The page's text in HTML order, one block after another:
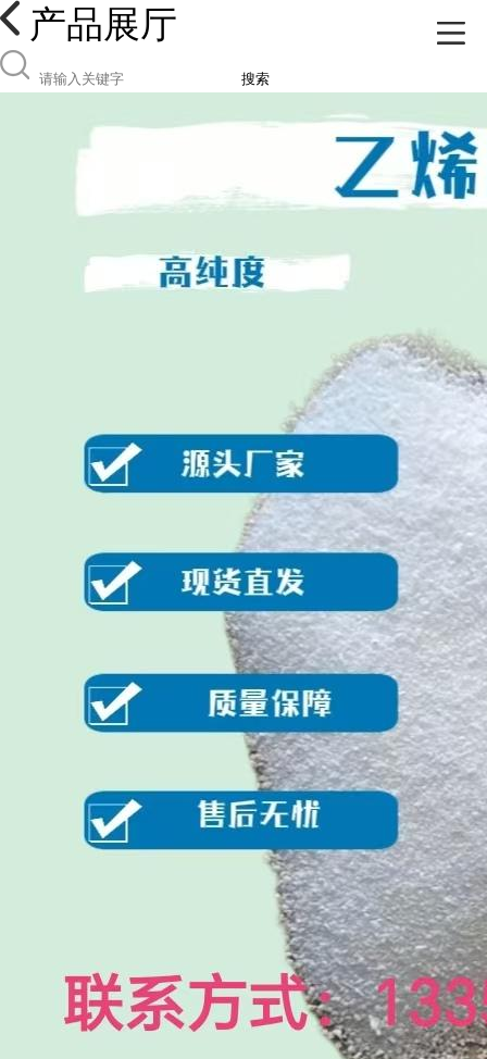
产品展厅
搜索